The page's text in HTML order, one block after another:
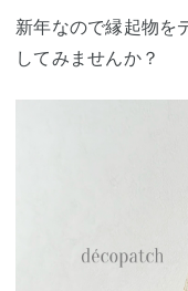
新年なので縁起物を
してみませんか？